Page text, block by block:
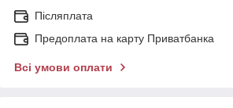
Післяплата
Предоплата на карту Приватбанка
Всі умови оплати